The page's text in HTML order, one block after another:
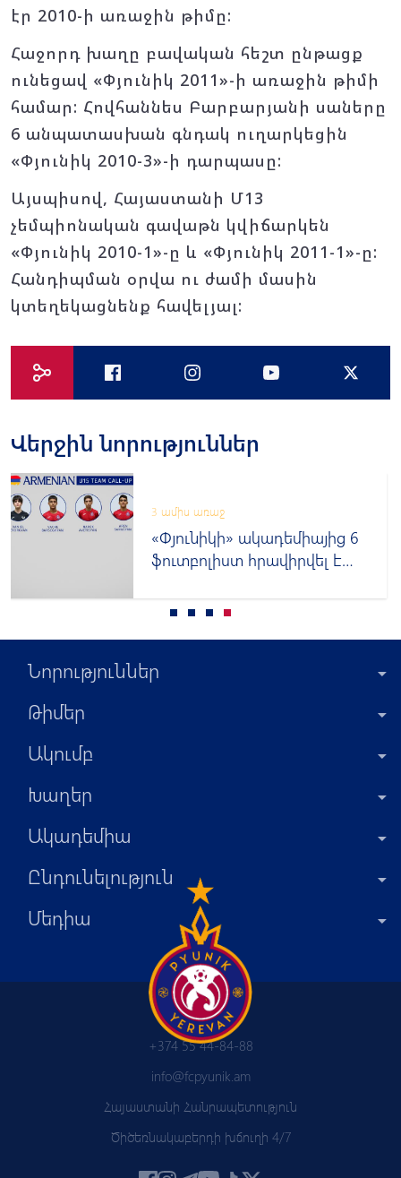
էր 2010-ի առաջին թիմը:
Հաջորդ խաղը բավական հեշտ ընթացք
ունեցավ «Փյունիկ 2011»-ի առաջին թիմի
համար: Հովհաննես Բարբարյանի սաները
6 անպատասխան գնդակ ուղարկեցին
«Փյունիկ 2010-3»-ի դարպասը:
Այսպիսով, Հայաստանի Մ13
չեմպիոնական գավաթն կվիճարկեն
«Փյունիկ 2010-1»-ը և «Փյունիկ 2011-1»-ը:
Հանդիպման օրվա ու ժամի մասին
կտեղեկացնենք հավելյալ:
Վերջին նորություններ
3 ամիս առաջ
«Փյունիկի» ակադեմիայից 6
ֆուտբոլիստ հրավիրվել է
տարեկանների հավաքական
Նորություններ
Թիմեր
Ակումբ
Խաղեր
Ակադեմիա
Ընդունելություն
Մեդիա
+374 55 44-84-88
info@fcpyunik.am
Հայաստանի Հանրապետություն
Ծիծեռնակաբերդի խճուղի 4/7